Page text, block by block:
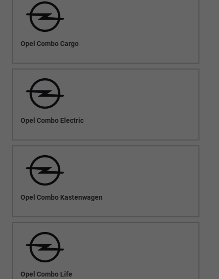
Opel Combo Cargo
Opel Combo Electric
Opel Combo Kastenwagen
Opel Combo Life